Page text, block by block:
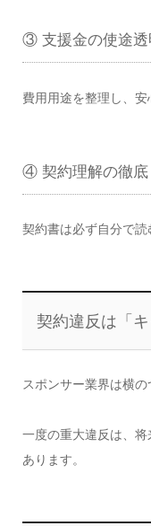
③ 支援金の使途透
費用用途を整理し、安
④ 契約理解の徹底
契約書は必ず自分で読
契約違反は「
スポンサー業界は横の
一度の重大違反は、
あります。